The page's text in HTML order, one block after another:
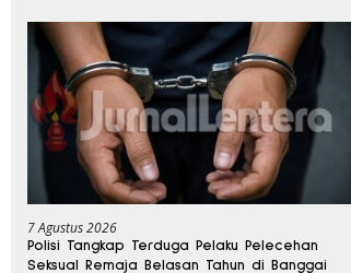
7 Agustus 2026
Polisi Tangkap Terduga Pelaku Pelecehan
Seksual Remaja Belasan Tahun di Banggai